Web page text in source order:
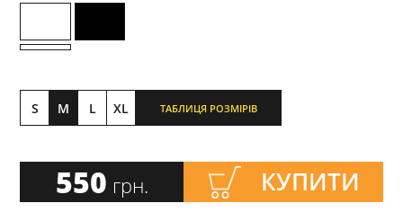
S M L XL ТАБЛИЦЯ РОЗМІРІВ
550 грн. КУПИТИ